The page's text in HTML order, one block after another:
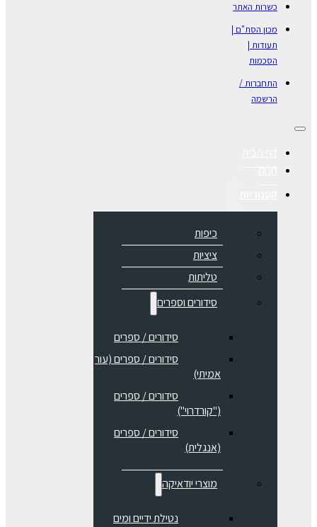
כשרות האתר
מכון הסת"ם |
תעודות |
הסכמות
התחברות /
הרשמה
כיפות
ציציות
טליתות
סידורים וספרים
סידורים / ספרים
⁠סידורים / ספרים (עור
אמיתי)
סידורים / ספרים
("קורדרוי")
סידורים / ספרים
(אנגלית)
מוצרי יודאיקה
נטילת ידיים ומים